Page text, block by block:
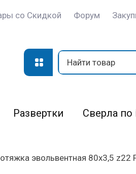
со Скидкой Форум
Развертки Сверла по
эвольвентная 80х3,5